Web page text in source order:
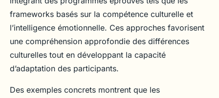
frameworks basés sur la compétence culturelle et
l’intelligence émotionnelle. Ces approches favorisent
une compréhension approfondie des différences
culturelles tout en développant la capacité
d’adaptation des participants.
Des exemples concrets montrent que les